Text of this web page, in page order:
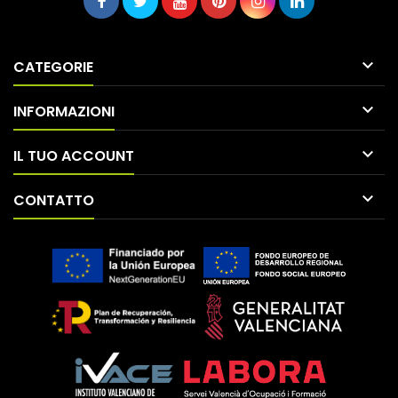
CATEGORIE 
INFORMAZIONI 
IL TUO ACCOUNT 
CONTATTO 